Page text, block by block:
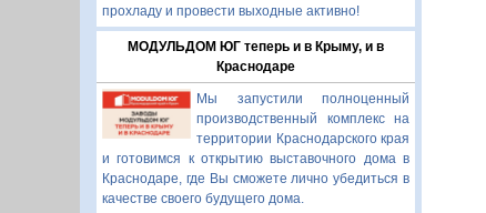
прохладу и провести выходные активно!
МОДУЛЬДОМ ЮГ теперь и в Крыму, и в
Краснодаре
Мы запустили полноценный
производственный комплекс на
территории Краснодарского края
и готовимся к открытию выставочного дома в
Краснодаре, где Вы сможете лично убедиться в
качестве своего будущего дома.